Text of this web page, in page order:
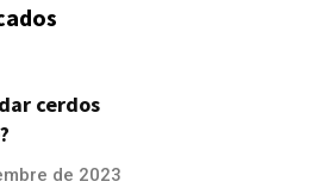
cerdos
de 2023